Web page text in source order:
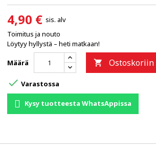
4,90 € sis. alv
Toimitus ja nouto
Löytyy hyllystä – heti matkaan!
Määrä  Ostoskoriin
 Varastossa
Kysy tuotteesta WhatsAppissa